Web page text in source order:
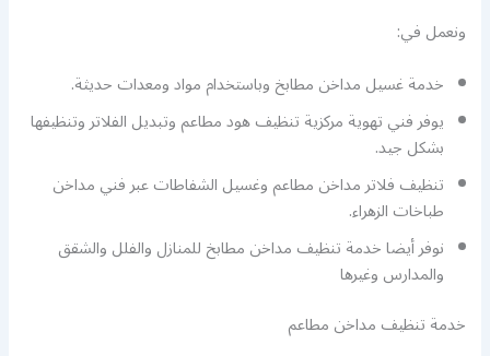
ونعمل في:
خدمة غسيل مداخن مطابخ وباستخدام مواد ومعدات حديثة.
يوفر فني تهوية مركزية تنظيف هود مطاعم وتبديل الفلاتر وتنظيفها
بشكل جيد.
تنظيف فلاتر مداخن مطاعم وغسيل الشفاطات عبر فني مداخن
طباخات الزهراء.
نوفر أيضا خدمة تنظيف مداخن مطابخ للمنازل والفلل والشقق
والمدارس وغيرها
خدمة تنظيف مداخن مطاعم